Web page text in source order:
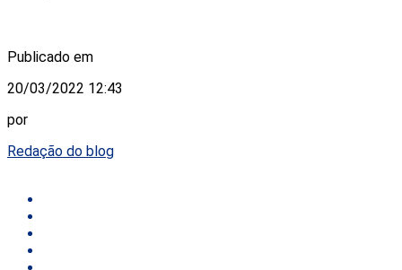
Publicado em
20/03/2022 12:43
por
Redação do blog